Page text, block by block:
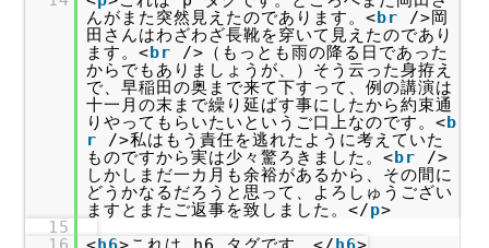
んがまた突然見えたのであります。<br
/>岡
田さんはわざわざ長靴を穿いて見えたのであり
ます。<br
/>（もっとも雨の降る日であった
からでもありましょうが、）そう云った身拵え
で、早稲田の奥まで来て下すって、例の講演は
十一月の末まで繰り延ばす事にしたから約束通
りやってもらいたいというご口上なのです。<b
r
/>私はもう責任を逃れたように考えていた
ものですから実は少々驚ろきました。<br
/>
しかしまだ一カ月も余裕があるから、その間に
どうかなるだろうと思って、よろしゅうござい
ますとまたご返事を致しました。</p>
15